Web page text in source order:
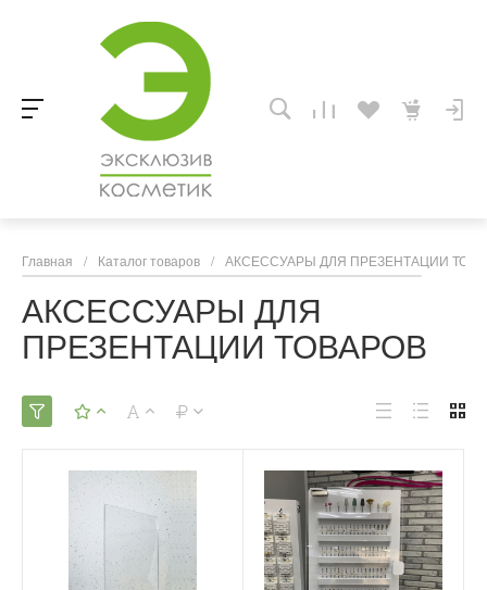
Главная / Каталог товаров / АКСЕССУАРЫ ДЛЯ ПРЕЗЕНТАЦИИ
АКСЕССУАРЫ ДЛЯ
ПРЕЗЕНТАЦИИ ТОВАРОВ